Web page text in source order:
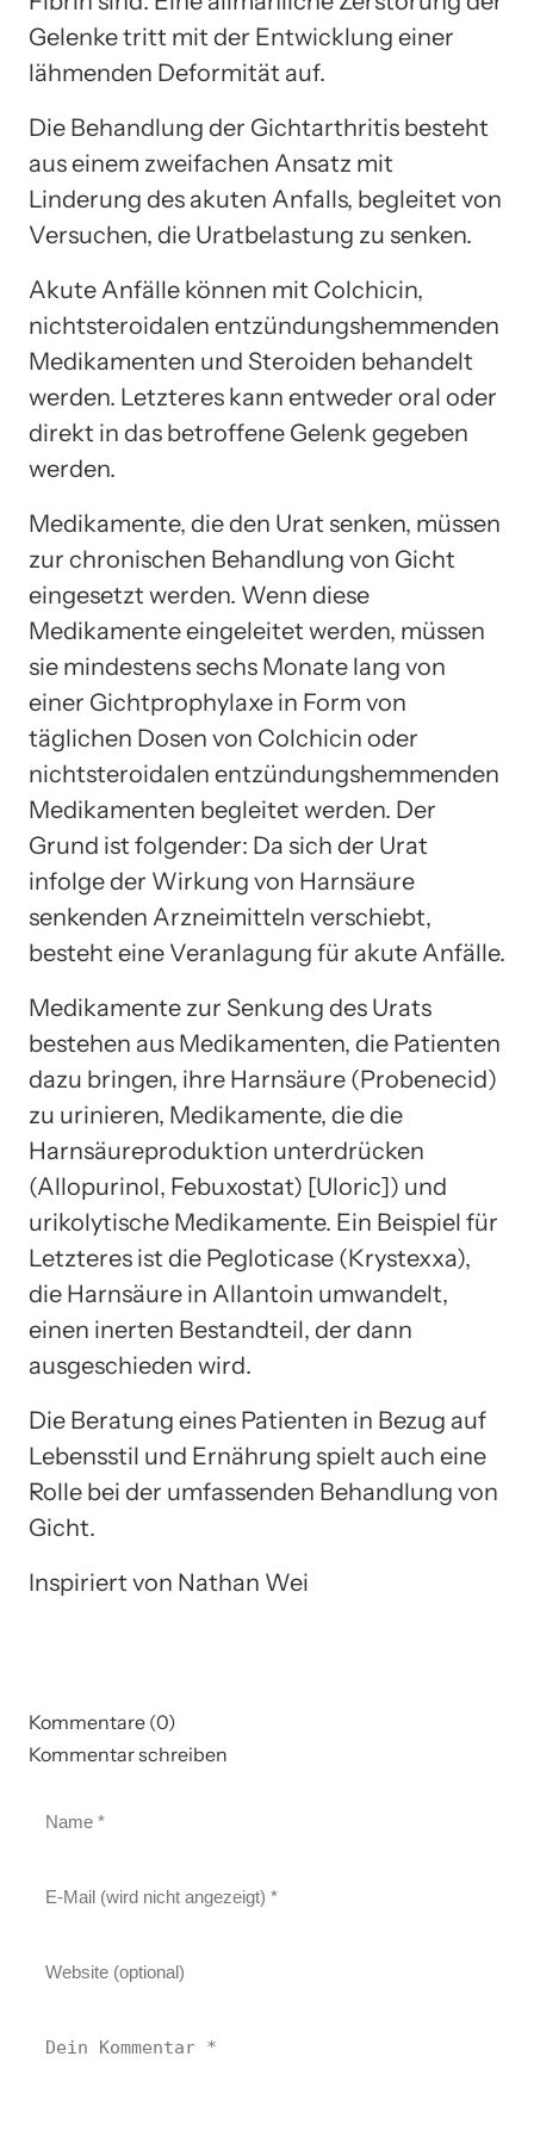
Gelenke tritt mit der Entwicklung einer
lähmenden Deformität auf.
Die Behandlung der Gichtarthritis besteht
aus einem zweifachen Ansatz mit
Linderung des akuten Anfalls, begleitet von
Versuchen, die Uratbelastung zu senken.
Akute Anfälle können mit Colchicin,
nichtsteroidalen entzündungshemmenden
Medikamenten und Steroiden behandelt
werden. Letzteres kann entweder oral oder
direkt in das betroffene Gelenk gegeben
werden.
Medikamente, die den Urat senken, müssen
zur chronischen Behandlung von Gicht
eingesetzt werden. Wenn diese
Medikamente eingeleitet werden, müssen
sie mindestens sechs Monate lang von
einer Gichtprophylaxe in Form von
täglichen Dosen von Colchicin oder
nichtsteroidalen entzündungshemmenden
Medikamenten begleitet werden. Der
Grund ist folgender: Da sich der Urat
infolge der Wirkung von Harnsäure
senkenden Arzneimitteln verschiebt,
besteht eine Veranlagung für akute Anfälle.
Medikamente zur Senkung des Urats
bestehen aus Medikamenten, die Patienten
dazu bringen, ihre Harnsäure (Probenecid)
zu urinieren, Medikamente, die die
Harnsäureproduktion unterdrücken
(Allopurinol, Febuxostat) [Uloric]) und
urikolytische Medikamente. Ein Beispiel für
Letzteres ist die Pegloticase (Krystexxa),
die Harnsäure in Allantoin umwandelt,
einen inerten Bestandteil, der dann
ausgeschieden wird.
Die Beratung eines Patienten in Bezug auf
Lebensstil und Ernährung spielt auch eine
Rolle bei der umfassenden Behandlung von
Gicht.
Inspiriert von Nathan Wei
Kommentare (0)
Kommentar schreiben